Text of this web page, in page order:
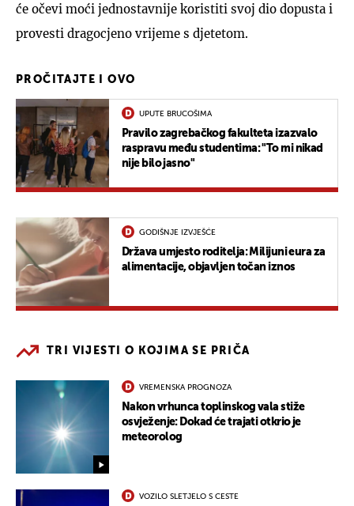
će očevi moći jednostavnije koristiti svoj dio dopusta i
provesti dragocjeno vrijeme s djetetom.
PROČITAJTE I OVO
UPUTE BRUCOŠIMA
Pravilo zagrebačkog fakulteta izazvalo
raspravu među studentima: "To mi nikad
nije bilo jasno"
GODIŠNJE IZVJEŠĆE
Država umjesto roditelja: Milijuni eura za
alimentacije, objavljen točan iznos
TRI VIJESTI O KOJIMA SE PRIČA
VREMENSKA PROGNOZA
Nakon vrhunca toplinskog vala stiže
osvježenje: Dokad će trajati otkrio je
meteorolog
VOZILO SLETJELO S CESTE